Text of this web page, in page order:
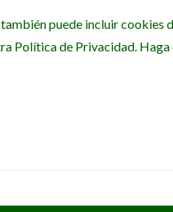
puede incluir cookies
Política de Privacidad. Haga